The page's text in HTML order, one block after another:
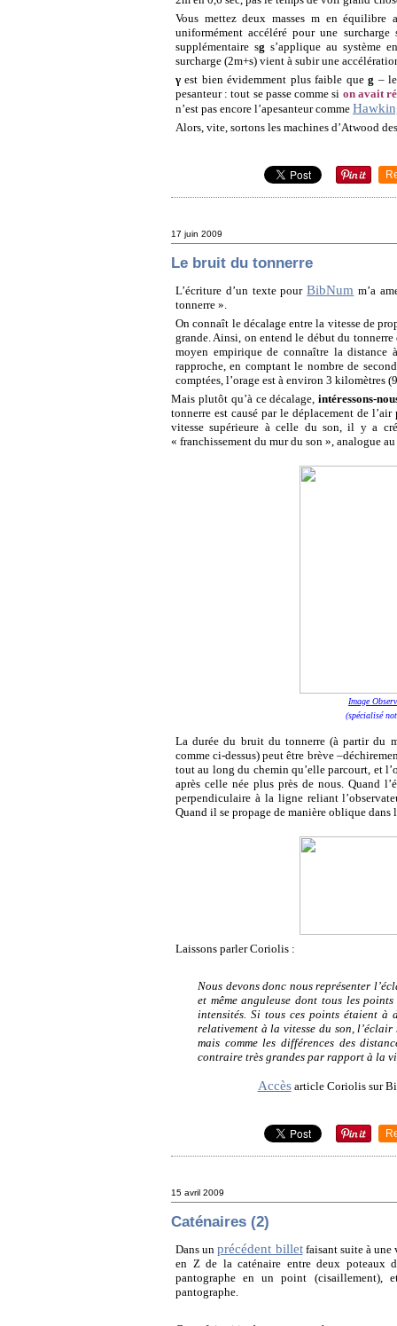
Vous mettez deux masses m en
uniformément accéléré pour une
supplémentaire sg s’applique au système
surcharge (2m+s) vient à subir une
γ est bien évidemment plus faible queg –
pesanteur : tout se passe comme si on avait
n’est pas encore l’apesanteur comme
Alors, vite, sortons les machines d’Atwood
17 juin 2009
Le bruit du tonnerre
L’écriture d’un texte pourBibNum m’a
tonnerre ».
On connaît le décalage entre la vitesse de
grande. Ainsi, on entend le début du tonnerre
moyen empirique de connaître la distance
rapproche, en comptant le nombre de
comptées, l’orage est à environ 3 kilomètres
Mais plutôt qu’à ce décalage,intéressons-
tonnerre est causé par le déplacement de
vitesse supérieure à celle du son, il y a
« franchissement du mur du son », analogue
Image
(spécialisé
La durée du bruit du tonnerre (à partir du
comme ci-dessus) peut être brève
tout au long du chemin qu’elle parcourt, et
après celle née plus près de nous. Quand
perpendiculaire à la ligne reliant
Quand il se propage de manière oblique
Laissons parler Coriolis :
Nous devons donc nous représenter
et même anguleuse dont tous les
intensités. Si tous ces points étaient à
relativement à la vitesse du son,
mais comme les différences des
contraire très grandes par rapport à la
Accèsarticle Coriolis sur
15 avril 2009
Caténaires (2)
Dans unprécédent billetfaisant suite à une
en Z de la caténaire entre deux poteaux
pantographe en un point (cisaillement),
pantographe.